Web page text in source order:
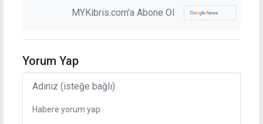
MYKibris.com'a Abone Ol
Yorum Yap